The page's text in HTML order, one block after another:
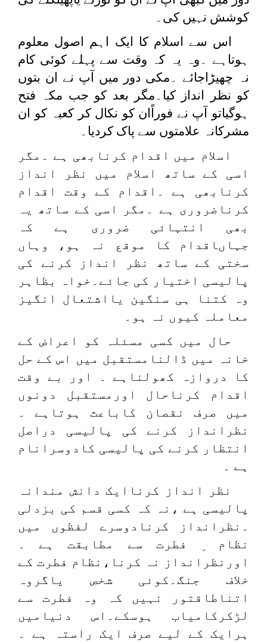
کوشش نہیں کی۔
اس سے اسلام کا ایک اہم اصول معلوم
ہوتاہے ۔وہ یہ کہ وقت سے پہلے کوئی کام
نہ چھیڑاجائے ۔مکی دور میں آپ نے ان بتوں
کو نظر انداز کیا۔مگر بعد کو جب مکہ فتح
ہوگیاتو آپ نے فوراًان کو نکال کر کعبہ کو ان
مشرکانہ علامتوں سے پاک کردیا۔
اسلام میں اقدام کرنابھی ہے ۔مگر
اسی کے ساتھ اسلام میں نظر انداز
کرنابھی ہے ۔اقدام کے وقت اقدام
کرناضروری ہے ۔مگر اسی کے ساتھ یہ
بھی انتہائی ضروری ہے کہ
جہاںاقدام کا موقع نہ ہو، وہاں
سختی کے ساتھ نظر انداز کرنے کی
پالیسی اختیار کی جائے۔خواہ بظاہر
وہ کتنا ہی سنگین یااشتعال انگیز
معاملہ کیوں نہ ہو۔
حال میں کسی مسئلہ کو اعراض کے
خانہ میں ڈالنامستقبل میں اس کے حل
کا دروازہ کھولناہے ۔ اور بے وقت
اقدام کرناحال اورمستقبل دونوں
میں صرف نقصان کاباعث ہوتاہے ۔
نظرانداز کرنے کی پالیسی دراصل
انتظار کرنے کی پالیسی کادوسرانام
ہے ۔
نظر انداز کرناایک دانش مندانہ
پالیسی ہے ،نہ کہ کسی قسم کی بزدلی
۔نظرانداز کرنادوسرے لفظوں میں
نظام ِ فطرت سے مطابقت ہے ۔
اورنظرانداز نہ کرنا،نظام فطرت کے
خلاف جنگ۔کوئی شخص یاگروہ
اتناطاقتور نہیں کہ وہ فطرت سے
لڑکرکامیاب ہوسکے۔اس دنیامیں
ہرایک کے لیے صرف ایک راستہ ہے ۔